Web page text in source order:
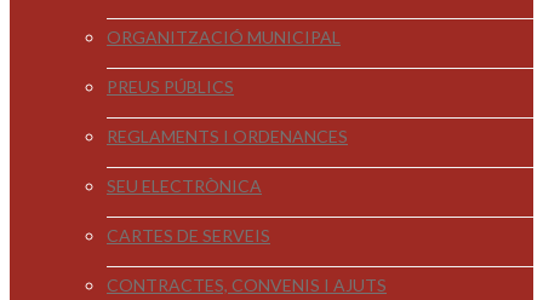
ORGANITZACIÓ MUNICIPAL
PREUS PÚBLICS
REGLAMENTS I ORDENANCES
SEU ELECTRÒNICA
CARTES DE SERVEIS
CONTRACTES, CONVENIS I AJUTS